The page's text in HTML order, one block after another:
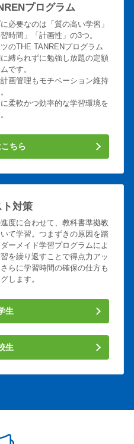
プログラム
必要なのは「質の高い学習」
習時間」「計画性」の3つ。
のTHE TANRENプログラム
縛られずに勉強し放題の定額
です。
画管理もモチベーション維持
柔軟かつ効率的な学習環境を
ちら
ト対策
度に合わせて、教科書準拠教
て学習。つまずきの原因を踏
ーメイド学習プログラムによ
を繰り返すことで得点力アッ
らに学習時間の確保の仕方も
します。
生
生